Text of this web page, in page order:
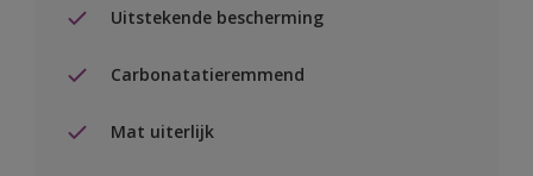
Uitstekende bescherming
Carbonatatieremmend
Mat uiterlijk